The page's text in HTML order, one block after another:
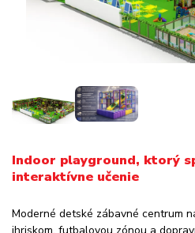
Indoor playground, ktorý
interaktívne učenie
Moderné detské zábavné centrum